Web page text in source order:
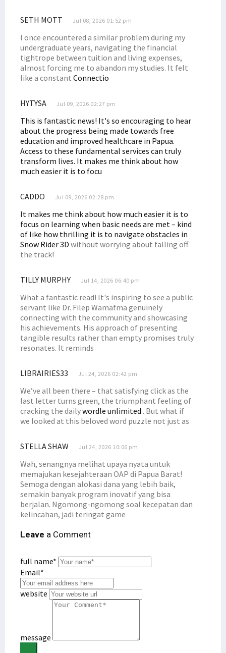
SETH MOTT Jul 08, 2026 01:52 pm
I once encountered a similar problem during my
undergraduate years, navigating the financial
tightrope between tuition and living expenses,
almost forcing me to abandon my studies. It felt
like a constant Connectio
HYTYSA Jul 09, 2026 02:27 pm
This is fantastic news! It's so encouraging to hear
about the progress being made towards free
education and improved healthcare in Papua.
Access to these fundamental services can truly
transform lives. It makes me think about how
much easier it is to focu
CADDO Jul 09, 2026 02:28 pm
It makes me think about how much easier it is to
focus on learning when basic needs are met – kind
of like how thrilling it is to navigate obstacles in
Snow Rider 3D without worrying about falling off
the track!
TILLY MURPHY Jul 14, 2026 06:40 pm
What a fantastic read! It's inspiring to see a public
servant like Dr. Filep Wamafma genuinely
connecting with the community and showcasing
his achievements. His approach of presenting
tangible results rather than empty promises truly
resonates. It reminds
LIBRAIRIES33 Jul 24, 2026 02:42 pm
We’ve all been there – that satisfying click as the
last letter turns green, the triumphant feeling of
cracking the dailywordle unlimited . But what if
we looked at this beloved word puzzle not just as
STELLA SHAW Jul 24, 2026 10:06 pm
Wah, senangnya melihat upaya nyata untuk
memajukan kesejahteraan OAP di Papua Barat!
Semoga dengan alokasi dana yang lebih baik,
semakin banyak program inovatif yang bisa
berjalan. Ngomong-ngomong soal kecepatan dan
kelincahan, jadi teringat game
Leave a Comment
full name*
Email*
website
message